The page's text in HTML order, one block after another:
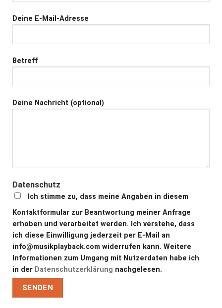
Deine E-Mail-Adresse
Betreff
Deine Nachricht (optional)
Datenschutz
Ich stimme zu, dass meine Angaben in diesem
Kontaktformular zur Beantwortung meiner Anfrage
erhoben und verarbeitet werden. Ich verstehe, dass
ich diese Einwilligung jederzeit per E-Mail an
info@musikplayback.com widerrufen kann. Weitere
Informationen zum Umgang mit Nutzerdaten habe ich
in der Datenschutzerklärung nachgelesen.